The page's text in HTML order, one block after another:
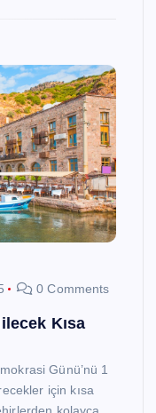
0 Comments
Kısa
Günü’nü 1
için kısa